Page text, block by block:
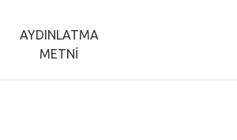
AYDINLATMA
METNİ